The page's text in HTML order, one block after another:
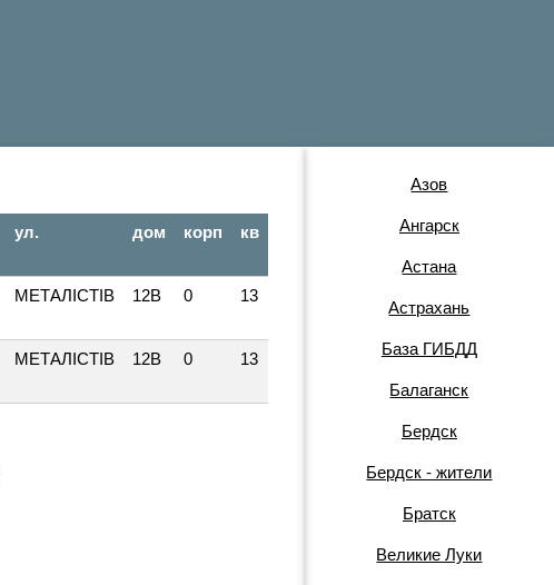
ул. дом корп кв
МЕТАЛІСТІВ 12В 0 13
МЕТАЛІСТІВ 12В 0 13
Азов
Ангарск
Астана
Астрахань
База ГИБДД
Балаганск
Бердск
Бердск - жители
Братск
Великие Луки